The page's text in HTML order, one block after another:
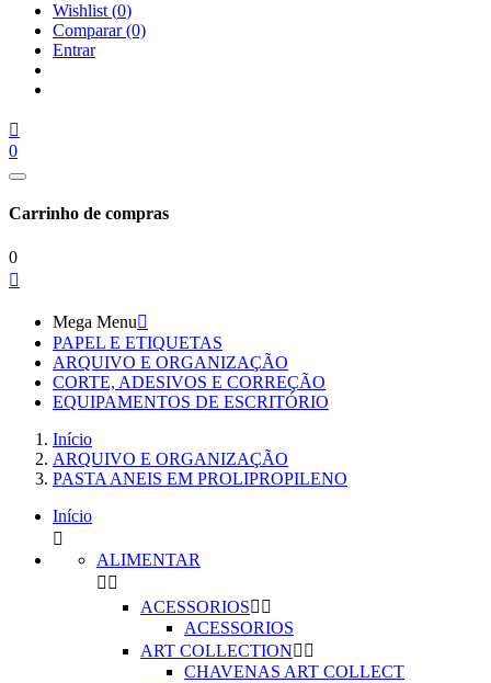
Wishlist (0)
Comparar(0)
Entrar

0
Carrinho de compras
0

Mega Menu
PAPEL E ETIQUETAS
ARQUIVO E ORGANIZAÇÃO
CORTE, ADESIVOS E CORREÇÃO
EQUIPAMENTOS DE ESCRITÓRIO
Início
ARQUIVO E ORGANIZAÇÃO
PASTA ANEIS EM PROLIPROPILENO
Início

ALIMENTAR
 
ACESSORIOS 
ACESSORIOS
ART COLLECTION 
CHAVENAS ART COLLECT